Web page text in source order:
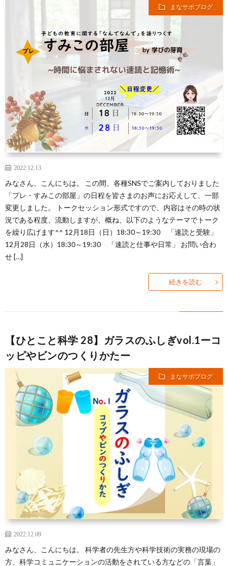
まなサポブログ
2022.12.13
みなさん、こんにちは。 この間、各種SNSでご案内しておりました
「プレ・すみこの部屋」の日程を皆さまのお声にお応えして、一部
変更しました。 トークセッション形式ですので、内容はその時の状
況である程度、流動しますが、概ね、以下のようなテーマでトーク
を繰り広げます^^ 12月18日（日）18:30～19:30 「速読と受験」
12月28日（水）18:30～19:30 「速読と仕事や日常」 お問い合わ
せ […]
続きを読む
【ひとこと科学 28】ガラスのふしぎvol.1ーコ
ッピやビンのつくりかたー
まなサポブログ
2022.12.09
みなさん、こんにちは。 科学者の先生方や科学技術の実務の現場の
方、科学コミュニケーションの活動をされている方などの「言葉」